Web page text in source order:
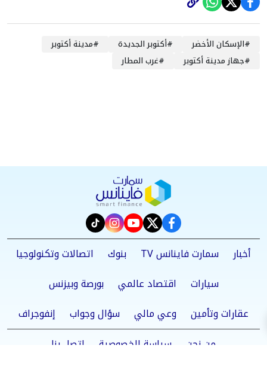
#الإسكان الأخضر #أكتوبر الجديدة #مدينة أكتوبر
#جهاز مدينة أكتوبر #غرب المطار
facebook
twitter
youtube
instagram
tiktok
أخبار
سمارت فاينانس TV بنوك
اتصالات وتكنولوجيا
سيارات
اقتصاد عالمي
بورصة وبيزنس
عقارات وتأمين
وعي مالي سؤال وجواب
إنفوجراف
من نحن
سياسة الخصوصية اتصل بنا